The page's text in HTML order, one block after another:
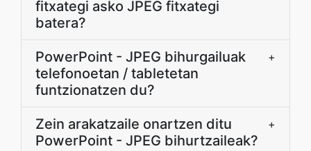
fitxategi asko JPEG fitxategi
batera?
PowerPoint - JPEG bihurgailuak
telefonoetan / tabletetan
funtzionatzen du?
+
Zein arakatzaile onartzen ditu
PowerPoint - JPEG bihurtzaileak?
+